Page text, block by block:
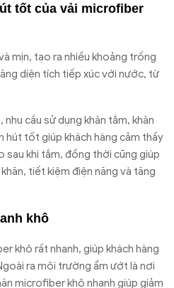
tốt của vải microfiber
mịn, tạo ra nhiều khoảng trống
diện tích tiếp xúc với nước, từ
cầu sử dụng khăn tắm, khăn
hút tốt giúp khách hàng cảm thấy
sau khi tắm, đồng thời cũng giúp
tiết kiệm điện năng và tăng
khô
khô rất nhanh, giúp khách hàng
ra môi trường ẩm ướt là nơi
microfiber khô nhanh giúp giảm